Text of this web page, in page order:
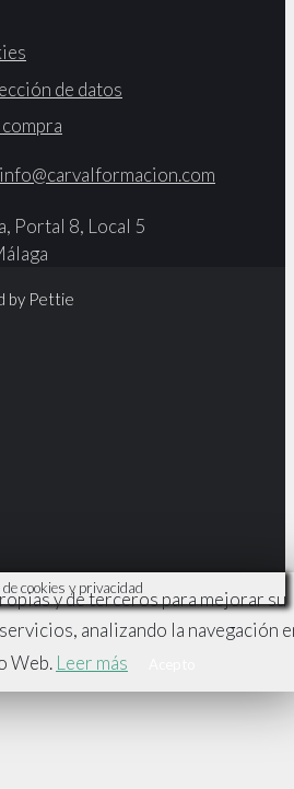
de datos
info@carvalformacion.com
Portal 8, Local 5
by Pettie
y de terceros para mejorar su
analizando la navegación
Web. Leer más
de cookies y privacidad